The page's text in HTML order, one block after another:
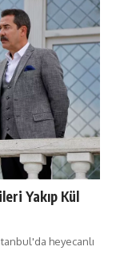
Yakıp Kül
heyecanlı